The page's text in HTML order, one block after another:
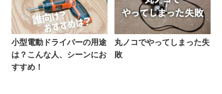
小型電動ドライバーの用途
は？こんな人、シーンにお
すすめ！
丸ノコでやってしまった失
敗